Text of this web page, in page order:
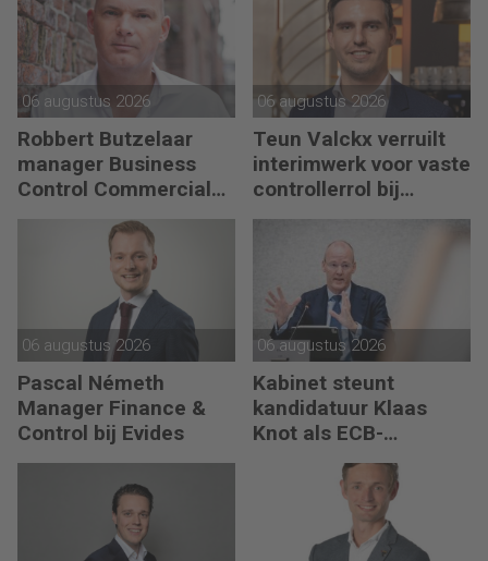
06 augustus 2026
Robbert Butzelaar
manager Business
Control Commercial
bij PLUS Retail
06 augustus 2026
Teun Valckx verruilt
interimwerk voor vaste
controllerrol bij
Synthon
06 augustus 2026
Pascal Németh
Manager Finance &
Control bij Evides
06 augustus 2026
Kabinet steunt
kandidatuur Klaas
Knot als ECB-